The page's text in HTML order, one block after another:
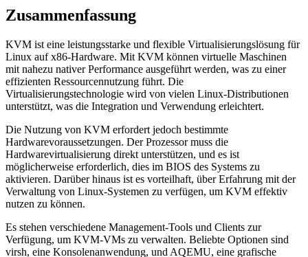
Zusammenfassung
KVM ist eine leistungsstarke und flexible Virtualisierungslösung für
Linux auf x86-Hardware. Mit KVM können virtuelle Maschinen
mit nahezu nativer Performance ausgeführt werden, was zu einer
effizienten Ressourcennutzung führt. Die
Virtualisierungstechnologie wird von vielen Linux-Distributionen
unterstützt, was die Integration und Verwendung erleichtert.
Die Nutzung von KVM erfordert jedoch bestimmte
Hardwarevoraussetzungen. Der Prozessor muss die
Hardwarevirtualisierung direkt unterstützen, und es ist
möglicherweise erforderlich, dies im BIOS des Systems zu
aktivieren. Darüber hinaus ist es vorteilhaft, über Erfahrung mit der
Verwaltung von Linux-Systemen zu verfügen, um KVM effektiv
nutzen zu können.
Es stehen verschiedene Management-Tools und Clients zur
Verfügung, um KVM-VMs zu verwalten. Beliebte Optionen sind
virsh, eine Konsolenanwendung, und AQEMU, eine grafische